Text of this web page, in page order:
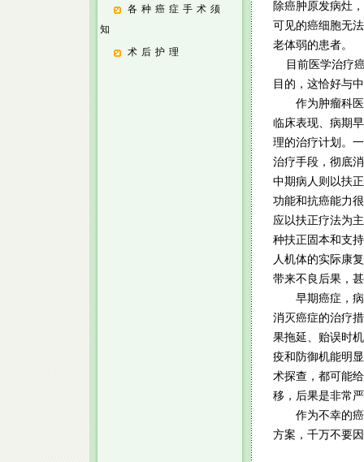
各种癌症手术须
知
术后护理
除癌肿原发病灶
可见的癌细胞无
老体弱的患者。
目前医学治疗癌
目的，这恰好与
作为肿瘤科医
临床表现、病期
理的治疗计划。
治疗手段，彻底
中期病人则以扶
功能和抗癌能力
应以扶正疗法为
种扶正固本和支
人机体的实际康
带来不良后果，
早期癌症，病
消灭癌症的治疗
果拖延、贻误时
疫和防御机能明
术探查，都可能
移，后果是非常
作为不幸的癌
方案，千万不要